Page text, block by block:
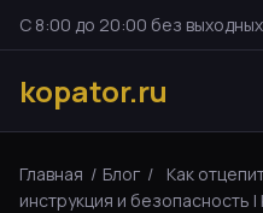
С 8:00 до 20:00 без выходных
kopator.ru
Главная / Блог /
Как
инструкция и безопасность